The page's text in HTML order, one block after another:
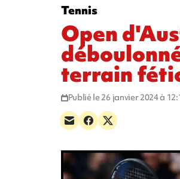
Tennis
Open
terrain
Publié le 26 janvier 2024 à